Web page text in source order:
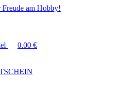
Freude am Hobby!
0.00 €